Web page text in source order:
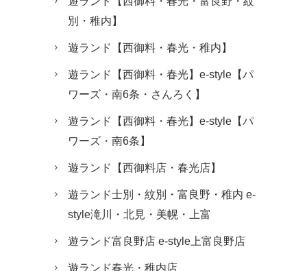
別・稚内】
遊ランド【西御料・春光・稚内】
遊ランド【西御料・春光】e-style【パ
ワーズ・南6条・さんろく】
遊ランド【西御料・春光】e-style【パ
ワーズ・南6条】
遊ランド【西御料店・春光店】
遊ランド士別・紋別・富良野・稚内 e-
style滝川・北見・美幌・上富
遊ランド富良野店 e-style上富良野店
遊ランド春光・稚内店